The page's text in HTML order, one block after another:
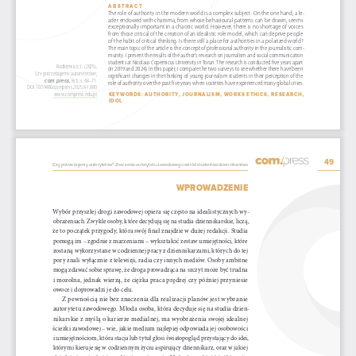
Radkiewicz, L. (2025),
Czy potrzebujemy autorytetów?,
com.press, 8(1), s. 48–71.
DOI: 10.514 80/compress.2025.8 -1.880
www.compress.edu.pl
ABSTRACT
The role of authority in the modern world is a complex subject. On the one hand, a le-
ader endowed with charisma, from whose behavioural patterns can be drawn, seems
exceptionally important in a chaotic world. However, there is no shortage of voices
from those critical of the creation of an idealistic role model, which can deprive people
of the habit of critical thinking. Is there still a place for authorities in a polarized world?
The main topic of the article is the concept of professional authority in the journalistic com-
munity. I present the results of the author’s research on journalism and social communication
students at Nicolaus Copernicus University in Torun. The research is conducted five years apart
(in 2019 and 2024). In this paper, I compare the two surveys to see whether there have been
significant changes in the thinking of young journalism students in their perception of the
role of authority over the past five years when societies have experienced many global crises.
KEYWORDS: AUTHORITY, JOURNALISM, WORKS ETHICS, RESEARCH,
IDOL
WPROWADZENIE
Wybór przyszłej drogi zawodowej opiera się często na idealistycznych wy
obrażeniach. Zwykle osoby, które decydują się na studia dziennikarskie, liczą,
że to początek przygody, która swój finał znajdzie w dużej redakcji. Studia
pomogą im – zgodnie z marzeniami – wykształcić zestaw umiejętności, które
zostaną wykorzystane w codziennej pracy z dziennikarzami, których do tej
pory znali wyłącznie z telewizji, radia czy innych mediów. Osoby ambitne
mogą zdawać sobie sprawę, że droga prowadząca na szczyt może być trudna
i mozolna, jednak wierzą, że ciężka praca prędzej czy później przyniesie
owoce i doprowadzi je do celu.
Z pewnością nie bez znaczenia dla realizacji planów jest wybranie
autorytetu zawodowego. Młoda osoba, która decyduje się na studia dzien
nikarskie z myślą o karierze medialnej, ma wyobrażenia swojej idealnej
ścieżki zawodowej – wie, jakie medium najlepiej odpowiada jej osobowości
i umiejętnościom, która stacja lub tytuł głosi światopogląd przystający do idei,
którymi kieruje się w codziennym życiu aspirujący dziennikarz, oraz w jakiej
49
Czy potrzebujemy autorytetów? Znaczenie autorytetu zawodowego wśród studentów dziennikarstwa